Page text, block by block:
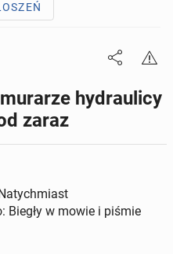
hydraulicy
zaraz
Biegły w mowie i piśmie